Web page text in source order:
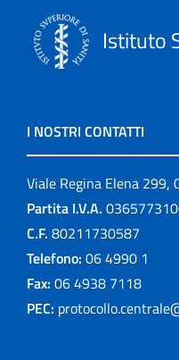
Istituto
I NOSTRI CONTATTI
Viale Regina Elena 299,
Partita I.V.A.
C.F. 80211730587
Telefono: 06 4990 1
Fax: 06 4938 7118
PEC: